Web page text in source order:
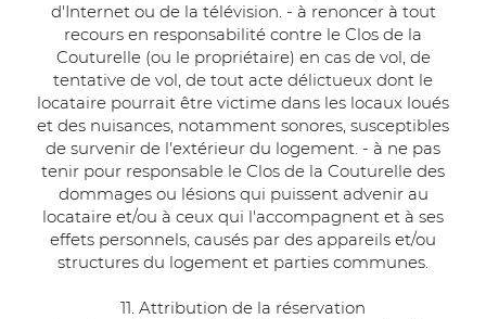
d'Internet ou de la télévision. - à renoncer à tout
recours en responsabilité contre le Clos de la
Couturelle (ou le propriétaire) en cas de vol, de
tentative de vol, de tout acte délictueux dont le
locataire pourrait être victime dans les locaux loués
et des nuisances, notamment sonores, susceptibles
de survenir de l'extérieur du logement. - à ne pas
tenir pour responsable le Clos de la Couturelle des
dommages ou lésions qui puissent advenir au
locataire et/ou à ceux qui l'accompagnent et à ses
effets personnels, causés par des appareils et/ou
structures du logement et parties communes.
11. Attribution de la réservation